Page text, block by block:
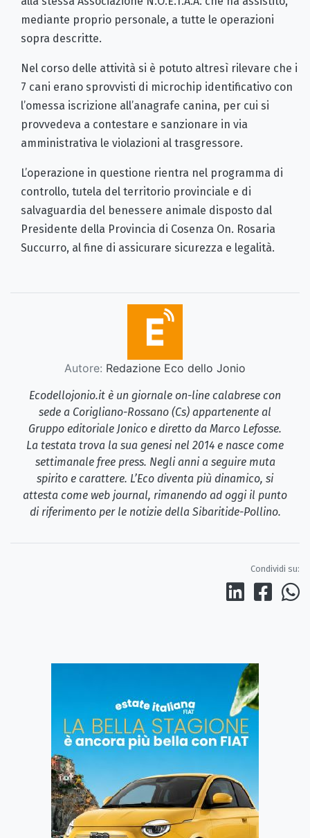
mediante proprio personale, a tutte le operazioni
sopra descritte.
Nel corso delle attività si è potuto altresì rilevare che i
7 cani erano sprovvisti di microchip identificativo con
l’omessa iscrizione all’anagrafe canina, per cui si
provvedeva a contestare e sanzionare in via
amministrativa le violazioni al trasgressore.
L’operazione in questione rientra nel programma di
controllo, tutela del territorio provinciale e di
salvaguardia del benessere animale disposto dal
Presidente della Provincia di Cosenza On. Rosaria
Succurro, al fine di assicurare sicurezza e legalità.
Autore: Redazione Eco dello Jonio
Ecodellojonio.it è un giornale on-line calabrese con
sede a Corigliano-Rossano (Cs) appartenente al
Gruppo editoriale Jonico e diretto da Marco Lefosse.
La testata trova la sua genesi nel 2014 e nasce come
settimanale free press. Negli anni a seguire muta
spirito e carattere. L’Eco diventa più dinamico, si
attesta come web journal, rimanendo ad oggi il punto
di riferimento per le notizie della Sibaritide-Pollino.
Condividi su: